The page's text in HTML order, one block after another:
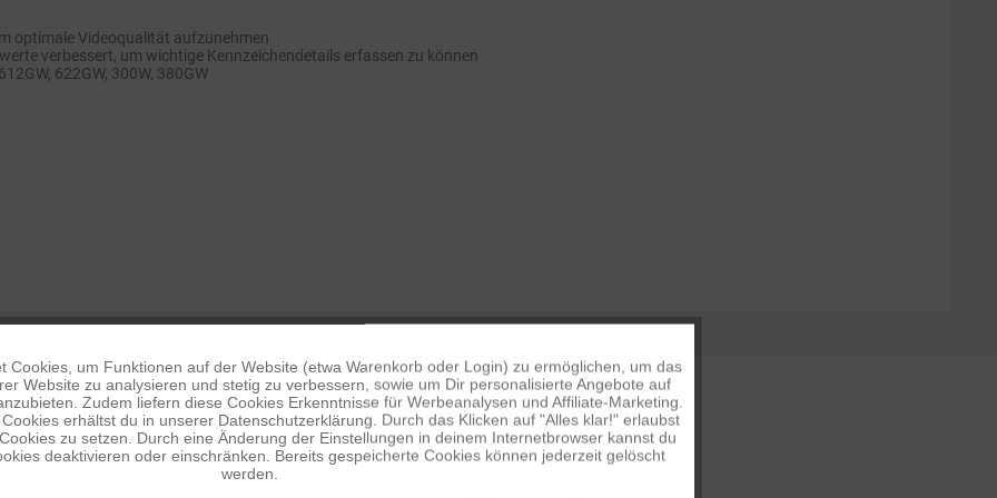
optimale Videoqualität aufzunehmen
verbessert, um wichtige Kennzeichendetails erfassen zu können
622GW, 300W, 380GW
Aktiv
Inaktiv
Cookies, um Funktionen auf der Website (etwa Warenkorb oder Login) zu ermöglichen, um das
Website zu analysieren und stetig zu verbessern, sowie um Dir personalisierte Angebote auf
Zudem liefern diese Cookies Erkenntnisse für Werbeanalysen und Affiliate-Marketing.
erhältst du in unserer Datenschutzerklärung. Durch das Klicken auf "Alles klar!" erlaubst
zu setzen. Durch eine Änderung der Einstellungen in deinem Internetbrowser kannst du
deaktivieren oder einschränken. Bereits gespeicherte Cookies können jederzeit gelöscht
werden.